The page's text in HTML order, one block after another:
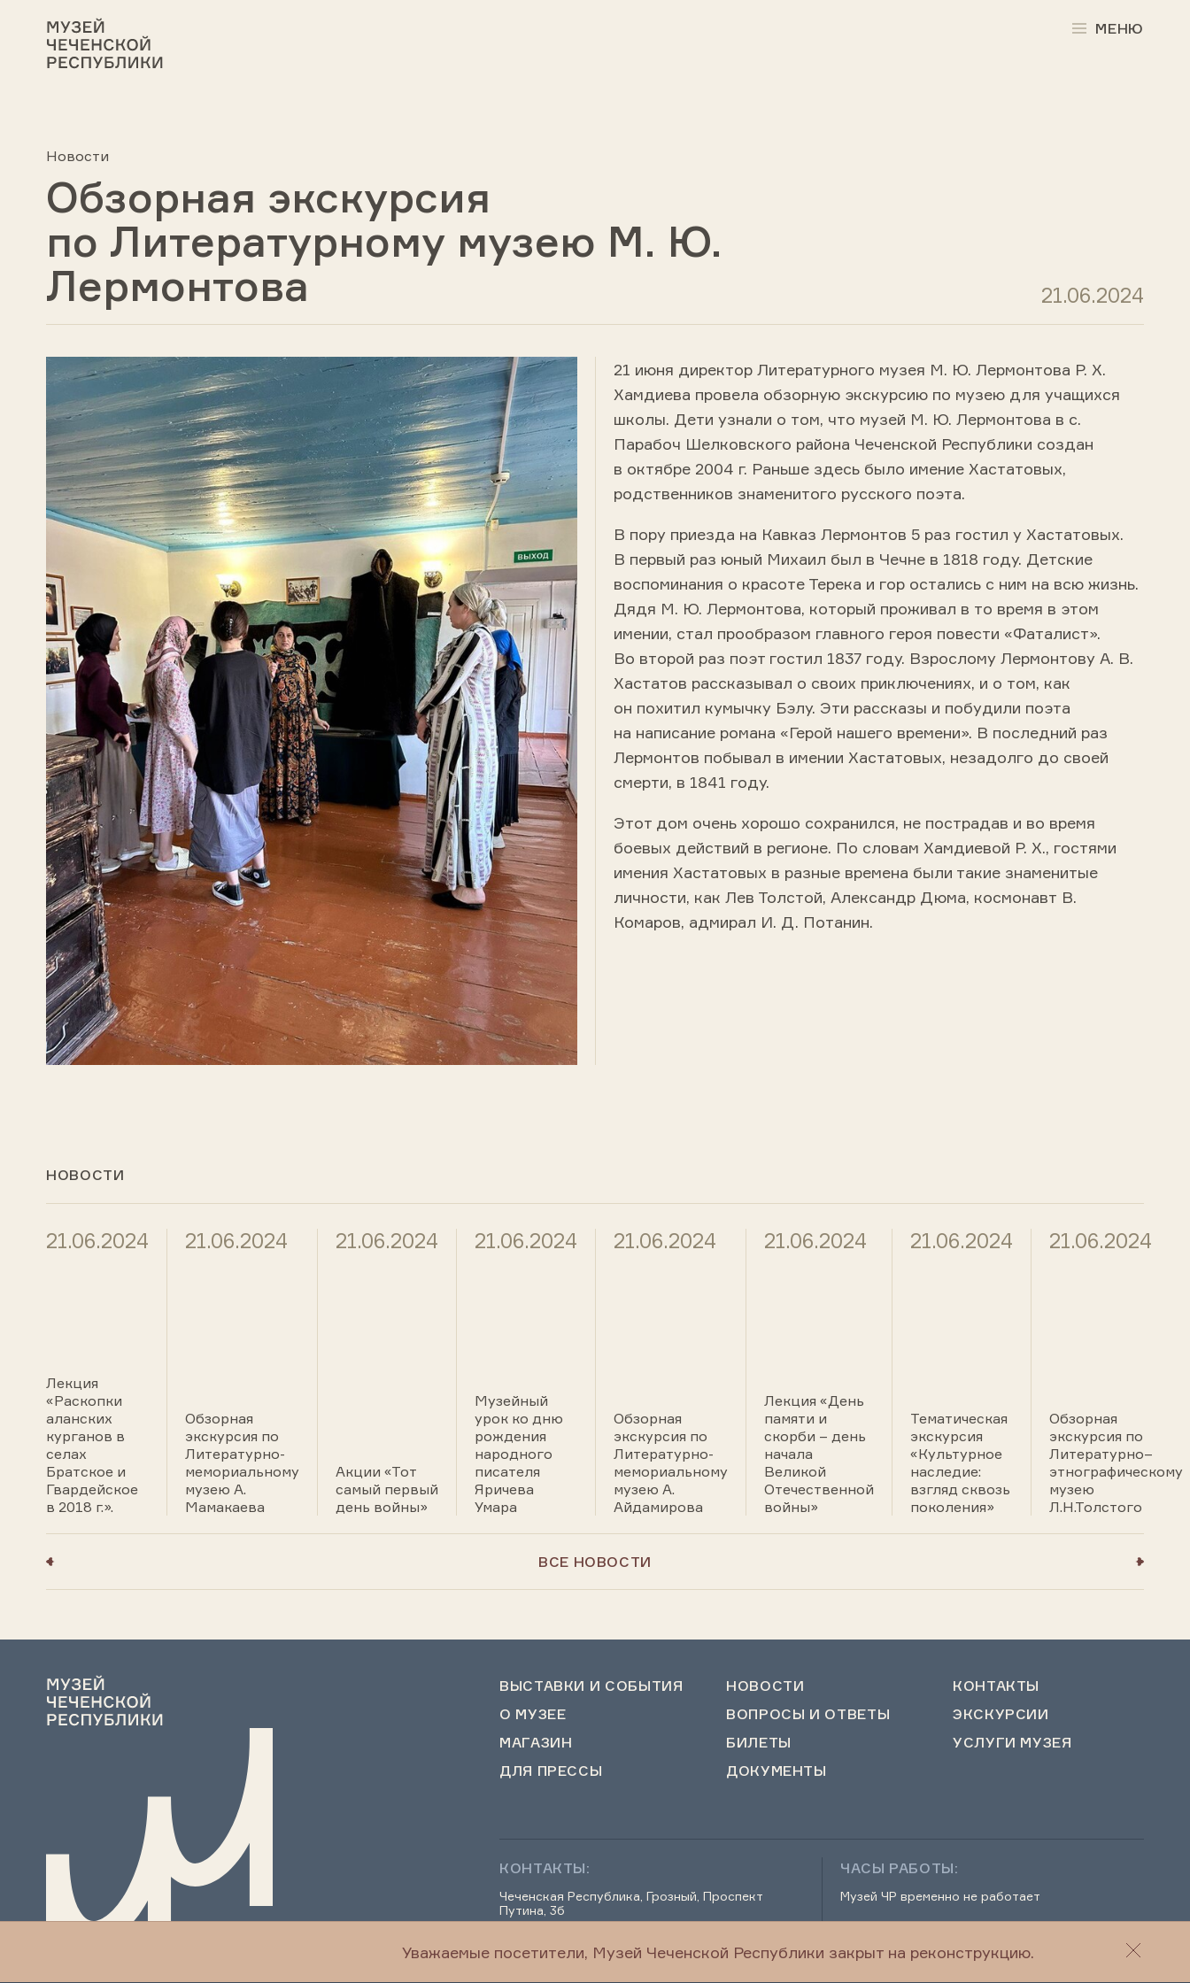
МЕНЮ
Новости
Обзорная экскурсия
по Литературному музею М. Ю.
Лермонтова
21.06.2024
21 июня директор Литературного музея М. Ю. Лермонтова Р. Х.
Хамдиева провела обзорную экскурсию по музею для учащихся
школы. Дети узнали о том, что музей М. Ю. Лермонтова в с.
Парабоч Шелковского района Чеченской Республики создан
в октябре 2004 г. Раньше здесь было имение Хастатовых,
родственников знаменитого русского поэта.
В пору приезда на Кавказ Лермонтов 5 раз гостил у Хастатовых.
В первый раз юный Михаил был в Чечне в 1818 году. Детские
воспоминания о красоте Терека и гор остались с ним на всю жизнь.
Дядя М. Ю. Лермонтова, который проживал в то время в этом
имении, стал прообразом главного героя повести «Фаталист».
Во второй раз поэт гостил 1837 году. Взрослому Лермонтову А. В.
Хастатов рассказывал о своих приключениях, и о том, как
он похитил кумычку Бэлу. Эти рассказы и побудили поэта
на написание романа «Герой нашего времени». В последний раз
Лермонтов побывал в имении Хастатовых, незадолго до своей
смерти, в 1841 году.
Этот дом очень хорошо сохранился, не пострадав и во время
боевых действий в регионе. По словам Хамдиевой Р. Х., гостями
имения Хастатовых в разные времена были такие знаменитые
личности, как Лев Толстой, Александр Дюма, космонавт В.
Комаров, адмирал И. Д. Потанин.
НОВОСТИ
21.06.2024
Лекция
«Раскопки
аланских
курганов в
селах
Братское и
Гвардейское
в 2018 г.».
21.06.2024
Обзорная
экскурсия по
Литературно-
мемориальному
музею А.
Мамакаева
21.06.2024
Акции «Тот
самый первый
день войны»
21.06.2024
Музейный
урок ко дню
рождения
народного
писателя
Яричева
Умара
21.06.2024
Обзорная
экскурсия по
Литературно-
мемориальному
музею А.
Айдамирова
21.06.2024
Лекция «День
памяти и
скорби – день
начала
Великой
Отечественной
войны»
21.06.2024
Тематическая
экскурсия
«Культурное
наследие:
взгляд сквозь
поколения»
21.06.2024
Обзорная
экскурсия по
Литературно–
этнографическому
музею
Л.Н.Толстого
ВСЕ НОВОСТИ
ВЫСТАВКИ И СОБЫТИЯ НОВОСТИ
КОНТАКТЫ
О МУЗЕЕ
ВОПРОСЫ И ОТВЕТЫ
ЭКСКУРСИИ
МАГАЗИН
БИЛЕТЫ
УСЛУГИ МУЗЕЯ
ДЛЯ ПРЕССЫ
ДОКУМЕНТЫ
КОНТАКТЫ:
Чеченская Республика, Грозный, Проспект
Путина, 3б
ЧАСЫ РАБОТЫ:
Музей ЧР временно не работает
Уважаемые посетители, Музей Чеченской Республики закрыт на реконструкцию.